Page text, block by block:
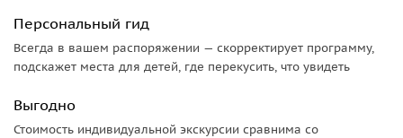
Персональный гид
Всегда в вашем распоряжении — скорректирует программу,
подскажет места для детей, где перекусить, что увидеть
Выгодно
Стоимость индивидуальной экскурсии сравнима со